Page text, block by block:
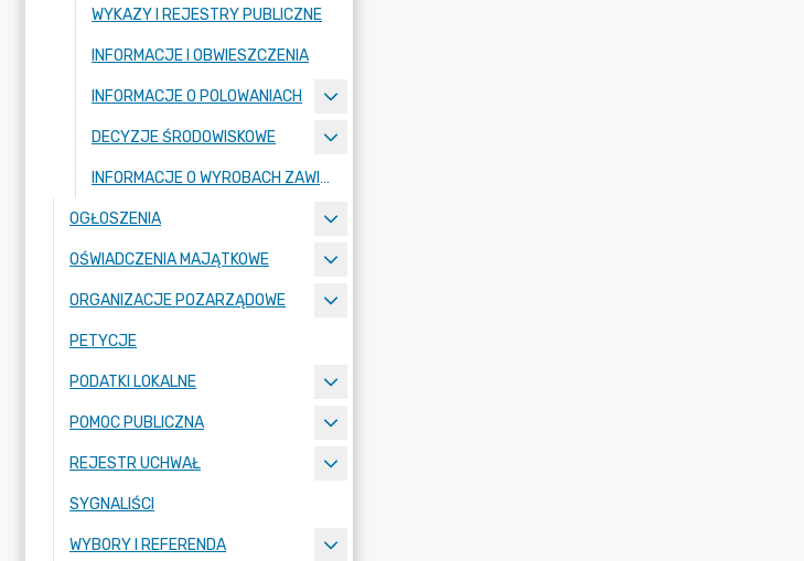
WYKAZY I REJESTRY PUBLICZNE
INFORMACJE I OBWIESZCZENIA
INFORMACJE O POLOWANIACH
DECYZJE ŚRODOWISKOWE
INFORMACJE O WYROBACH ZAWIERAJĄCYCH AZBEST
OGŁOSZENIA
OŚWIADCZENIA MAJĄTKOWE
ORGANIZACJE POZARZĄDOWE
PETYCJE
PODATKI LOKALNE
POMOC PUBLICZNA
REJESTR UCHWAŁ
SYGNALIŚCI
WYBORY I REFERENDA